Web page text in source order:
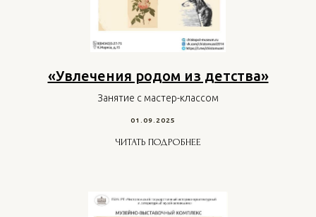
«Увлечения родом из детства»
Занятие с мастер-классом
01.09.2025
ЧИТАТЬ ПОДРОБНЕЕ